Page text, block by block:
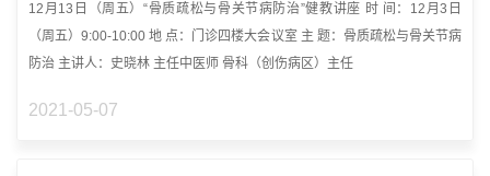
12月13日（周五）“骨质疏松与骨关节病防治”健教讲座 时 间：12月3日
（周五）9:00-10:00 地 点：门诊四楼大会议室 主 题：骨质疏松与骨关节病
防治 主讲人：史晓林 主任中医师 骨科（创伤病区）主任
2021-05-07